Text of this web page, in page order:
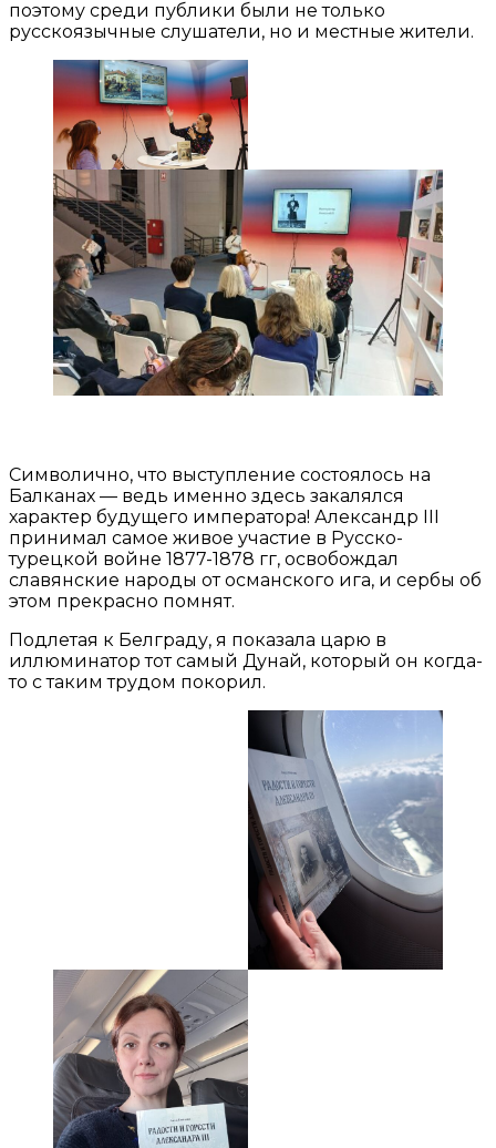
поэтому среди публики были не только
русскоязычные слушатели, но и местные жители.
Символично, что выступление состоялось на
Балканах — ведь именно здесь закалялся
характер будущего императора! Александр III
принимал самое живое участие в Русско-
турецкой войне 1877-1878 гг, освобождал
славянские народы от османского ига, и сербы об
этом прекрасно помнят.
Подлетая к Белграду, я показала царю в
иллюминатор тот самый Дунай, который он когда-
то с таким трудом покорил.